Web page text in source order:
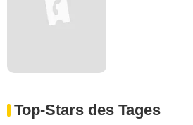
Top-Stars des Tages